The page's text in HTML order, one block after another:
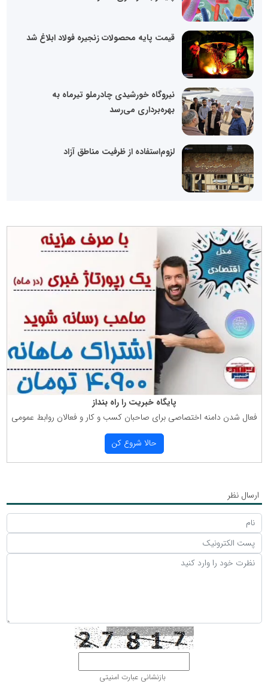
قیمت پایه محصولات زنجیره فولاد ابلاغ شد
نیروگاه خورشیدی چادرملو تیرماه به
بهره‌برداری می‌رسد
لزوم‌استفاده از ظرفیت مناطق آزاد
پایگاه خبریت را راه بنداز
فعال شدن دامنه اختصاصی برای صاحبان كسب و كار و فعالان روابط عمومی
حالا شروع كن
ارسال نظر
بازنشانی عبارت امنیتی